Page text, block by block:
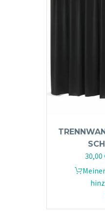
30,00